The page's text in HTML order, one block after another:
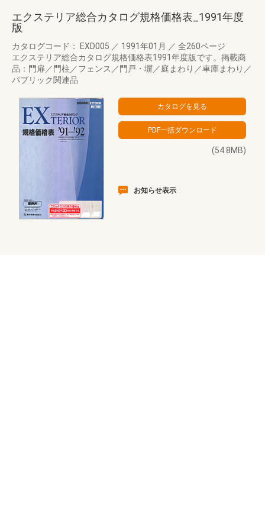
エクステリア総合カタログ規格価格表_1991年度
版
カタログコード： EXD005 ／ 1991年01月 ／ 全260ページ
エクステリア総合カタログ規格価格表1991年度版です。掲載商
品：門扉／門柱／フェンス／門戸・塀／庭まわり／車庫まわり／
パブリック関連品
(54.8MB)
お知らせ表示